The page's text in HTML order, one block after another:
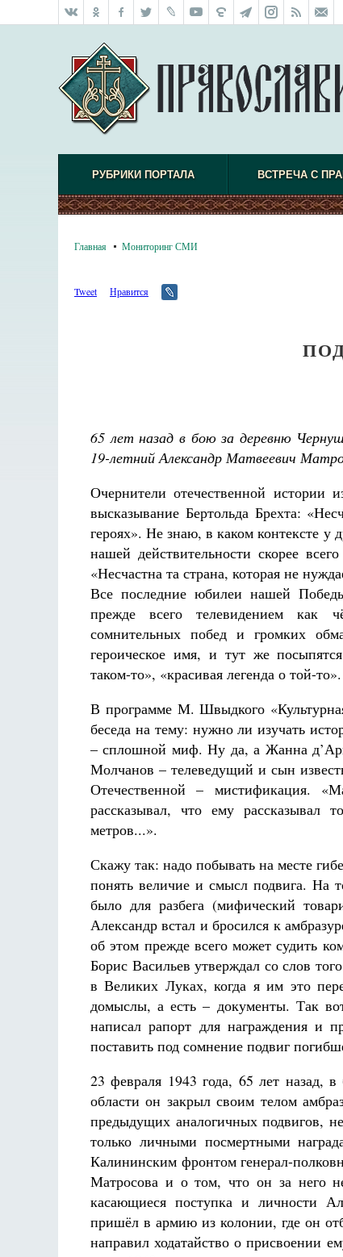
РУБРИКИ ПОРТАЛА ВСТРЕЧА С
Главная Мониторинг СМИ
Tweet Нравится
65 лет назад в бою за деревню
19-летний Александр Матвеевич
Очернители отечественной истории
высказывание Бертольда Брехта:
героях». Не знаю, в каком контексте у
нашей действительности скорее
«Несчастна та страна, которая не
Все последние юбилеи нашей
прежде всего телевидением как
сомнительных побед и громких
героическое имя, и тут же
таком-то», «красивая легенда о той-то».
В программе М. Швыдкого
беседа на тему: нужно ли изучать
– сплошной миф. Ну да, а Жанна
Молчанов – телеведущий и сын
Отечественной – мистификация.
рассказывал, что ему
метров...».
Скажу так: надо побывать на месте
понять величие и смысл подвига. На
было для разбега (мифический
Александр встал и бросился к
об этом прежде всего может судить
Борис Васильев утверждал со слов
в Великих Луках, когда я им это
домыслы, а есть – документы. Так
написал рапорт для награждения и
поставить под сомнение подвиг
23 февраля 1943 года, 65 лет назад,
области он закрыл своим телом
предыдущих аналогичных подвигов,
только личными посмертными
Калининским фронтом генерал-
Матросова и о том, что он за него
касающиеся поступка и личности
пришёл в армию из колонии, где он
направил ходатайство о присвоении
Разлуки не будет
Фредерика де Грааф